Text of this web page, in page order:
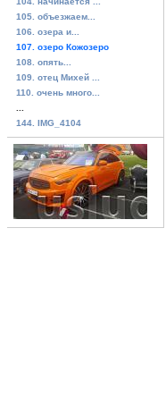
105. объезжаем...
106. озера и...
107. озеро Кожозеро
108. опять...
109. отец Михей ...
110. очень много...
144. IMG_4104